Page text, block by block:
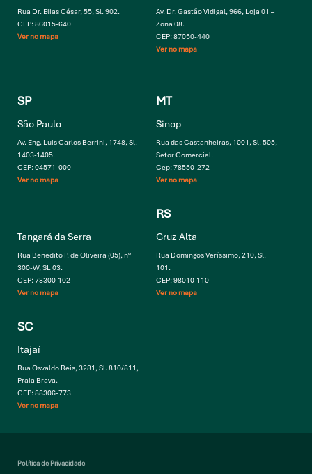
Rua Dr. Elias César, 55, Sl. 902.
CEP: 86015-640
Ver no mapa
Av. Dr. Gastão Vidigal, 966, Loja 01 –
Zona 08.
CEP: 87050-440
Ver no mapa
SP
São Paulo
Av. Eng. Luis Carlos Berrini, 1748, Sl.
1403-1405.
CEP: 04571-000
Ver no mapa
MT
Sinop
Rua das Castanheiras, 1001, Sl. 505,
Setor Comercial.
Cep: 78550-272
Ver no mapa
Tangará da Serra
Rua Benedito P. de Oliveira (05), n°
300-W, SL 03.
CEP: 78300-102
Ver no mapa
RS
Cruz Alta
Rua Domingos Veríssimo, 210, Sl.
101.
CEP: 98010-110
Ver no mapa
SC
Itajaí
Rua Osvaldo Reis, 3281, Sl. 810/811,
Praia Brava.
CEP: 88306-773
Ver no mapa
Política de Privacidade